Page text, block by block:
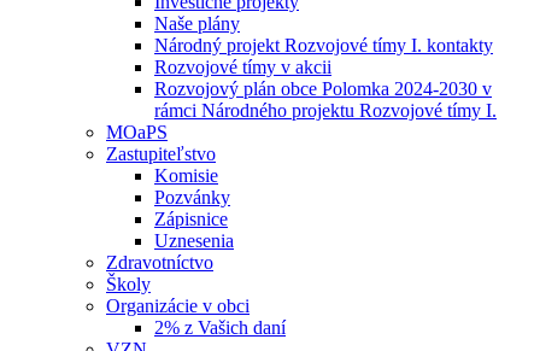
Naše plány
Národný projekt Rozvojové tímy I. kontakty
Rozvojové tímy v akcii
Rozvojový plán obce Polomka 2024-2030 v
rámci Národného projektu Rozvojové tímy I.
MOaPS
Zastupiteľstvo
Komisie
Pozvánky
Zápisnice
Uznesenia
Zdravotníctvo
Školy
Organizácie v obci
2% z Vašich daní